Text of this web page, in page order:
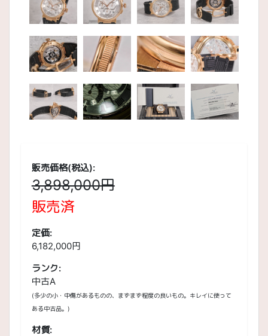
販売価格(税込):
3,898,000円
販売済
定価:
6,182,000円
ランク:
中古A
(多少の小・中傷があるものの、まずまず程度の良いもの。キレイに使って
ある中古品。)
材質: